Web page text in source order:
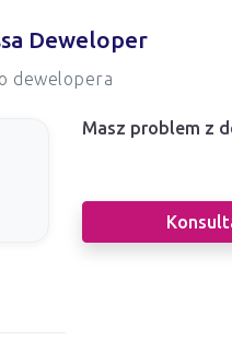
Deweloper
dewelopera
Masz problem z